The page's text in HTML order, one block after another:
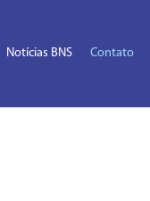
Notícias BNS Contato